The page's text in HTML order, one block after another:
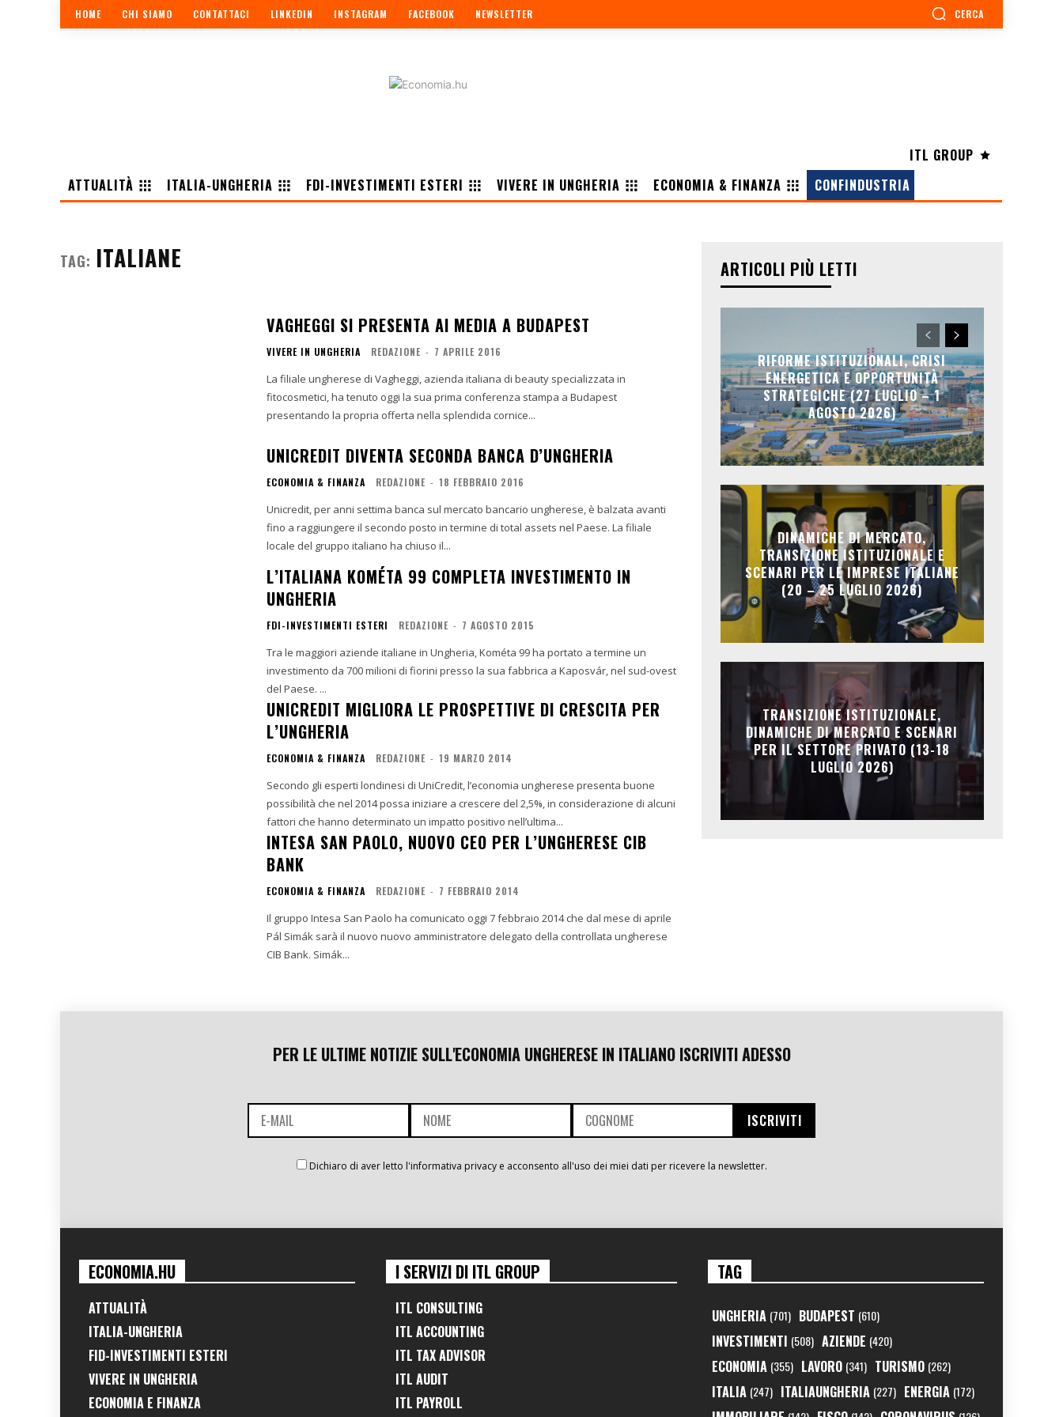
HOME CHI SIAMO CONTATTACI LINKEDIN INSTAGRAM FACEBOOK NEWSLETTER CERCA
ITL GROUP
ATTUALITÀ
ITALIA-UNGHERIA FDI-INVESTIMENTI ESTERI VIVERE IN UNGHERIA ECONOMIA & FINANZA CONFINDUSTRIA
TAG: ITALIANE
VAGHEGGI SI PRESENTA AI MEDIA A BUDAPEST
VIVERE IN UNGHERIA REDAZIONE - 7 APRILE 2016
La filiale ungherese di Vagheggi, azienda italiana di beauty specializzata in
fitocosmetici, ha tenuto oggi la sua prima conferenza stampa a Budapest
presentando la propria offerta nella splendida cornice...
UNICREDIT DIVENTA SECONDA BANCA D’UNGHERIA
ECONOMIA & FINANZA REDAZIONE - 18 FEBBRAIO 2016
Unicredit, per anni settima banca sul mercato bancario ungherese, è balzata avanti
fino a raggiungere il secondo posto in termine di total assets nel Paese. La filiale
locale del gruppo italiano ha chiuso il...
L’ITALIANA KOMÉTA 99 COMPLETA INVESTIMENTO IN
UNGHERIA
FDI-INVESTIMENTI ESTERI REDAZIONE - 7 AGOSTO 2015
Tra le maggiori aziende italiane in Ungheria, Kométa 99 ha portato a termine un
investimento da 700 milioni di fiorini presso la sua fabbrica a Kaposvár, nel sud-ovest
del Paese. ...
UNICREDIT MIGLIORA LE PROSPETTIVE DI CRESCITA PER
L’UNGHERIA
ECONOMIA & FINANZA REDAZIONE - 19 MARZO 2014
Secondo gli esperti londinesi di UniCredit, l’economia ungherese presenta buone
possibilità che nel 2014 possa iniziare a crescere del 2,5%, in considerazione di alcuni
fattori che hanno determinato un impatto positivo nell’ultima...
INTESA SAN PAOLO, NUOVO CEO PER L’UNGHERESE CIB
BANK
ECONOMIA & FINANZA REDAZIONE - 7 FEBBRAIO 2014
Il gruppo Intesa San Paolo ha comunicato oggi 7 febbraio 2014 che dal mese di aprile
Pál Simák sarà il nuovo nuovo amministratore delegato della controllata ungherese
CIB Bank. Simák...
ARTICOLI PIÙ LETTI
RIFORME ISTITUZIONALI, CRISI
ENERGETICA E OPPORTUNITÀ
STRATEGICHE (27 LUGLIO – 1
AGOSTO 2026)
DINAMICHE DI MERCATO,
TRANSIZIONE ISTITUZIONALE E
SCENARI PER LE IMPRESE ITALIANE
(20 – 25 LUGLIO 2026)
TRANSIZIONE ISTITUZIONALE,
DINAMICHE DI MERCATO E SCENARI
PER IL SETTORE PRIVATO (13-18
LUGLIO 2026)
PER LE ULTIME NOTIZIE SULL'ECONOMIA UNGHERESE IN ITALIANO ISCRIVITI ADESSO
Dichiaro di aver letto l'informativa privacy e acconsento all'uso dei miei dati per ricevere la newsletter.
ECONOMIA.HU
ATTUALITÀ
ITALIA-UNGHERIA
FID-INVESTIMENTI ESTERI
VIVERE IN UNGHERIA
ECONOMIA E FINANZA
I SERVIZI DI ITL GROUP
ITL CONSULTING
ITL ACCOUNTING
ITL TAX ADVISOR
ITL AUDIT
ITL PAYROLL
TAG
UNGHERIA (701) BUDAPEST (610)
INVESTIMENTI (508) AZIENDE (420)
ECONOMIA (355) LAVORO (341) TURISMO (262)
ITALIA (247) ITALIAUNGHERIA (227) ENERGIA (172)